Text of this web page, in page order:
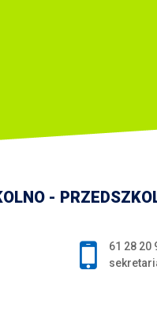
-
61 28 20